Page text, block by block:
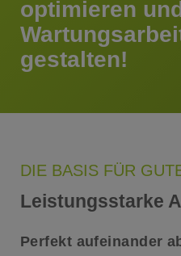
optimieren
gestalten!
DIE BASIS FÜR
Leistungsstarke
Perfekt aufeinander